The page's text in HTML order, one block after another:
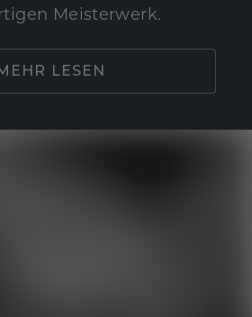
Meisterwerk.
LESEN